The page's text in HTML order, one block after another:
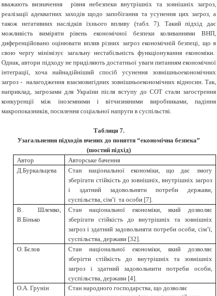
вважають визначення рівня небезпеки внутрішніх та зовнішніх загроз,
реалізації адекватних заходів щодо запобігання та усунення цих загроз, а
також негативних наслідків їхнього впливу (табл. 7). Такий підхід дає
можливість виміряти рівень економічної безпеки коливаннями ВНП,
диференційовано оцінювати вплив різних загроз економічній безпеці, що в
свою чергу мінімізує загальну нестабільність функціонування економіки.
Однак, автори підходу не приділяють достатньої уваги питанням економічної
інтеграції, хоча найнадійніший спосіб усунення зовнішньоекономічних
загроз- налагодження взаємовигідних зовнішньоекономічних відносин. Так,
наприклад, загрозами для України після вступу до СОТ стали загострення
конкуренції між іноземними і вітчизняними виробниками, падіння
макропоказників, посилення соціальної напруги в суспільстві.
Таблиця 7.
Узагальнення підходів вчених до поняття “економічна безпека”
(шостий підхід)
Автор
Авторське бачення
Д.Буркальцева
Стан національної економіки, що дає змогу
зберігати стійкість до зовнішніх, внутрішніх загроз
і здатний задовольняти потреби держави,
суспільства, сім’ї та особи [7].
В. Шлемко,
В.Бінько
Стан національної економіки, який дозволяє
зберігати стійкість до внутрішніх та зовнішніх
загроз і здатний задовольняти потреби особи, сім’ї,
суспільства, держави [32].
О. Бєлов
Стан національної економіки, який дозволяє
зберігти стійкість до внутрішніх та зовнішніх
загроз і здатний задовольнити потреби особи,
суспільства, держави [4].
О.А. Грунін
Стан народного господарства, що дозволяє